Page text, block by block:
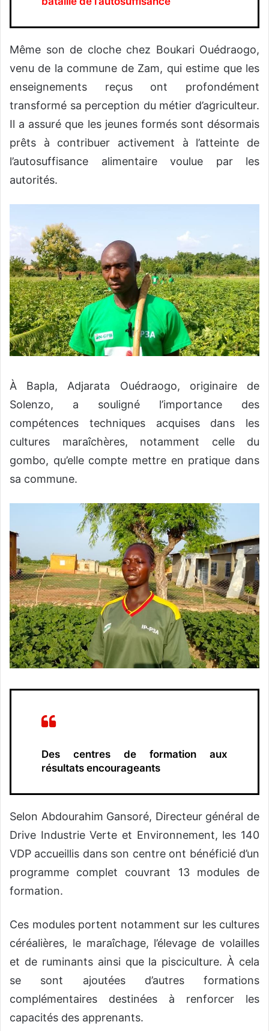
Même son de cloche chez Boukari Ouédraogo,
venu de la commune de Zam, qui estime que les
enseignements reçus ont profondément
transformé sa perception du métier d’agriculteur.
Il a assuré que les jeunes formés sont désormais
prêts à contribuer activement à l’atteinte de
l’autosuffisance alimentaire voulue par les
autorités.
À Bapla, Adjarata Ouédraogo, originaire de
Solenzo, a souligné l’importance des
compétences techniques acquises dans les
cultures maraîchères, notamment celle du
gombo, qu’elle compte mettre en pratique dans
sa commune.
Des centres de formation aux
résultats encourageants
Selon Abdourahim Gansoré, Directeur général de
Drive Industrie Verte et Environnement, les 140
VDP accueillis dans son centre ont bénéficié d’un
programme complet couvrant 13 modules de
formation.
Ces modules portent notamment sur les cultures
céréalières, le maraîchage, l’élevage de volailles
et de ruminants ainsi que la pisciculture. À cela
se sont ajoutées d’autres formations
complémentaires destinées à renforcer les
capacités des apprenants.